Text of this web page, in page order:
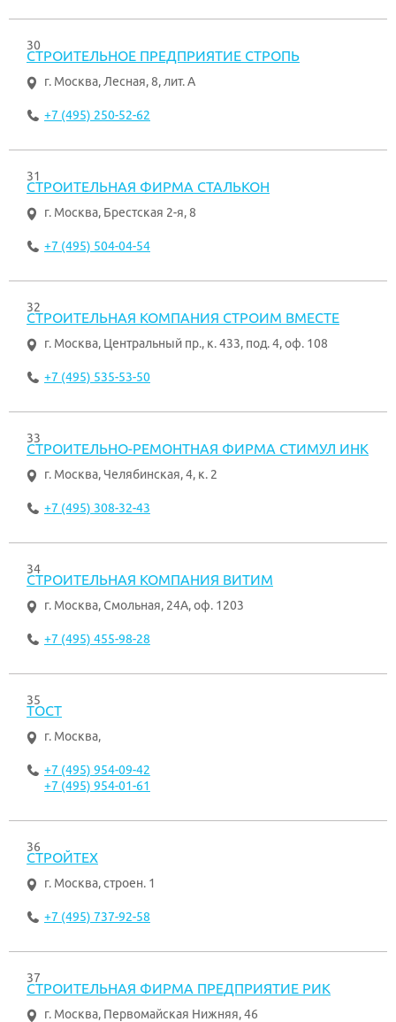
30
СТРОИТЕЛЬНОЕ ПРЕДПРИЯТИЕ СТРОПЬ
г. Москва,Лесная, 8, лит. А
+7 (495) 250-52-62
31
СТРОИТЕЛЬНАЯ ФИРМА СТАЛЬКОН
г. Москва, Брестская 2-я, 8
+7 (495) 504-04-54
32
СТРОИТЕЛЬНАЯ КОМПАНИЯ СТРОИМ ВМЕСТЕ
г. Москва, Центральный пр., к. 433, под. 4, оф. 108
+7 (495) 535-53-50
33
СТРОИТЕЛЬНО-РЕМОНТНАЯ ФИРМА СТИМУЛ ИНК
г. Москва,Челябинская, 4, к. 2
+7 (495) 308-32-43
34
СТРОИТЕЛЬНАЯ КОМПАНИЯ ВИТИМ
г. Москва, Смольная, 24А, оф. 1203
+7 (495) 455-98-28
35
ТОСТ
г. Москва,
+7 (495) 954-09-42
+7 (495) 954-01-61
36
СТРОЙТЕХ
г. Москва,строен. 1
+7 (495) 737-92-58
37
СТРОИТЕЛЬНАЯ ФИРМА ПРЕДПРИЯТИЕ РИК
г. Москва, Первомайская Нижняя, 46